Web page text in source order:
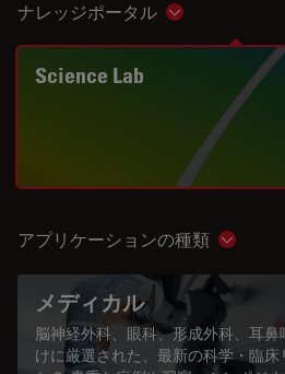
ナレッジポータル Show
Science Lab
アプリケーションの種類 Show
メディカル
脳神経外科、眼科、形成外科、耳
けに厳選された、最新の科学・臨